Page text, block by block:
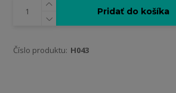
Pridať do košíka
Číslo produktu: H043